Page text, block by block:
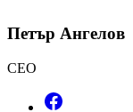
Петър Ангелов
CEO